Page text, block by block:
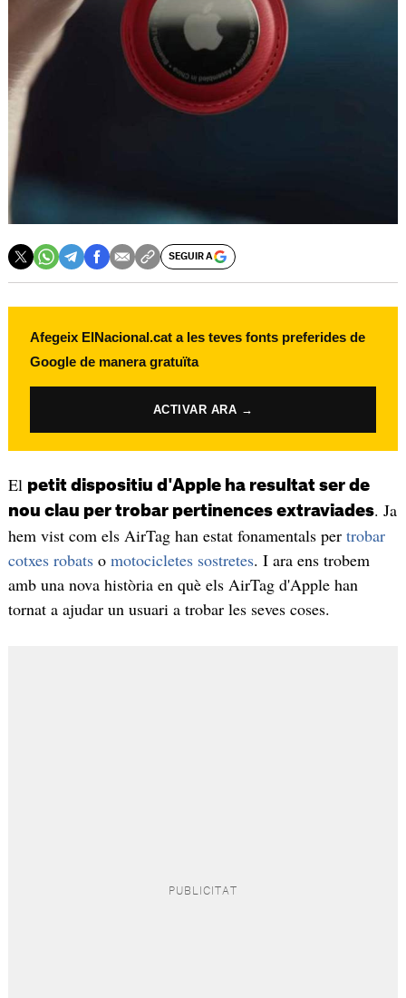
SEGUIR A
Afegeix ElNacional.cat a les teves fonts preferides de
Google de manera gratuïta
ACTIVAR ARA →
El petit dispositiu d'Apple ha resultat ser de
nou clau per trobar pertinences extraviades. Ja
hem vist com els AirTag han estat fonamentals per trobar
cotxes robatso motocicletes sostretes. I ara ens trobem
amb una nova història en què els AirTag d'Apple han
tornat a ajudar un usuari a trobar les seves coses.